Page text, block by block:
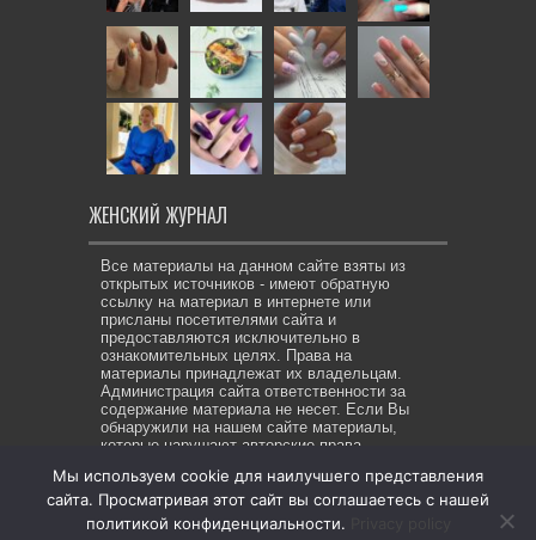
ЖЕНСКИЙ ЖУРНАЛ
Все материалы на данном сайте взяты из
открытых источников - имеют обратную
ссылку на материал в интернете или
присланы посетителями сайта и
предоставляются исключительно в
ознакомительных целях. Права на
материалы принадлежат их владельцам.
Администрация сайта ответственности за
содержание материала не несет. Если Вы
обнаружили на нашем сайте материалы,
которые нарушают авторские права,
организации, пожалуйста, сообщите нам.
Мы используем cookie для наилучшего представления
сайта. Просматривая этот сайт вы соглашаетесь с нашей
политикой конфиденциальности.